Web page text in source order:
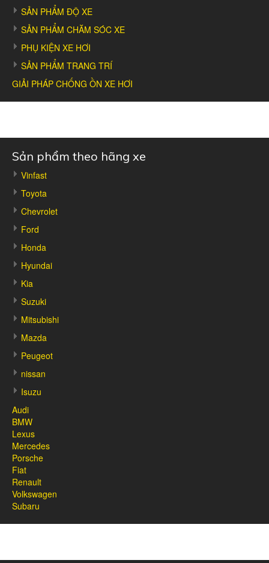
SẢN PHẨM ĐỘ XE
SẢN PHẨM CHĂM SÓC XE
PHỤ KIỆN XE HƠI
SẢN PHẨM TRANG TRÍ
GIẢI PHÁP CHỐNG ỒN XE HƠI
Sản phẩm theo hãng xe
Vinfast
Toyota
Chevrolet
Ford
Honda
Hyundai
Kia
Suzuki
Mitsubishi
Mazda
Peugeot
nissan
Isuzu
Audi
BMW
Lexus
Mercedes
Porsche
Fiat
Renault
Volkswagen
Subaru